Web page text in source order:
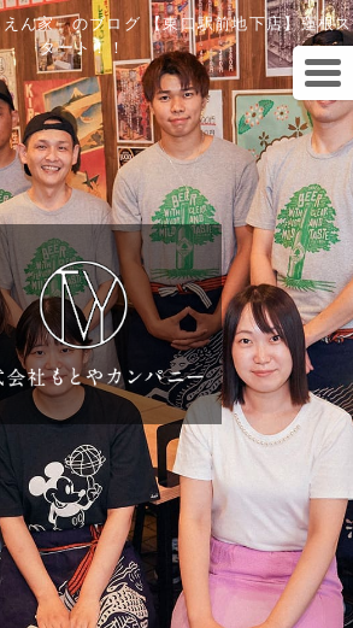
ん家」のブログ 【東口駅前地下店】蓮根ス
タート！！